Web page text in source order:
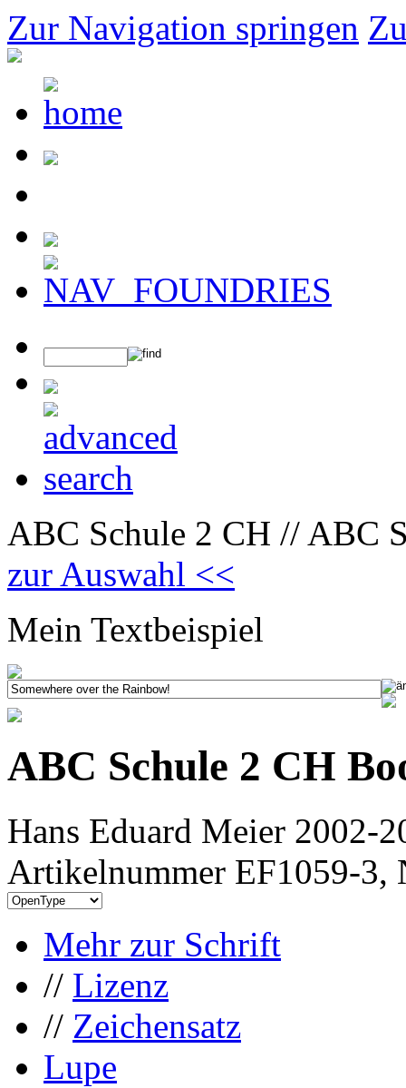
Zur Navigation springen
ABC Schule 2 CH // ABC
zur Auswahl <<
Mein Textbeispiel
ABC Schule 2 CH
Hans Eduard Meier 2002-
Artikelnummer EF1059-3,
Mehr zur Schrift
// Lizenz
// Zeichensatz
Lupe